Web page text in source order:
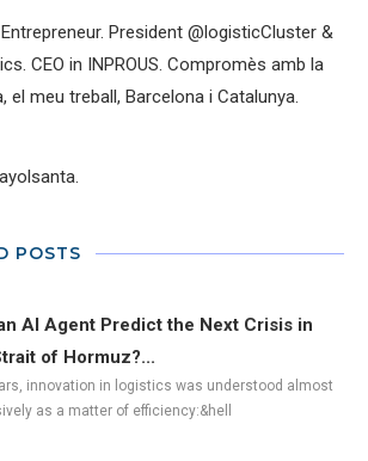
President @logisticCluster &
CEO in INPROUS. Compromès amb la
el meu treball, Barcelona i Catalunya.
POSTS
AI Agent Predict the Next Crisis in
of Hormuz?...
innovation in logistics was understood almost
as a matter of efficiency:&hell